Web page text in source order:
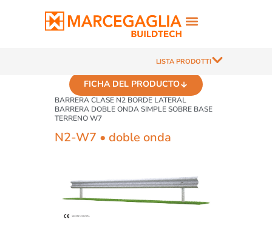
LISTA PRODOTTI
BARRERA CLASE N2 BORDE LATERAL
BARRERA DOBLE ONDA SIMPLE SOBRE BASE
TERRENO W7
FICHA DEL PRODUCTO
N2-W7 • doble onda